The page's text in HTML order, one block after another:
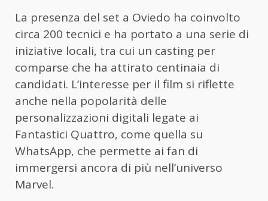
La presenza del set a Oviedo ha coinvolto
circa 200 tecnici e ha portato a una serie di
iniziative locali, tra cui un casting per
comparse che ha attirato centinaia di
candidati. L’interesse per il film si riflette
anche nella popolarità delle
personalizzazioni digitali legate ai
Fantastici Quattro, come quella su
WhatsApp, che permette ai fan di
immergersi ancora di più nell’universo
Marvel.